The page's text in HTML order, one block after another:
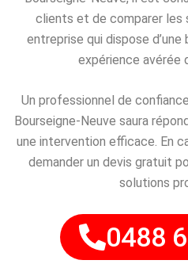
clients et de comparer les
entreprise qui dispose
expérience avérée
Un professionnel de
Bourseigne-Neuve saura
une intervention efficace. En
demander un devis gratuit
solutions
0488